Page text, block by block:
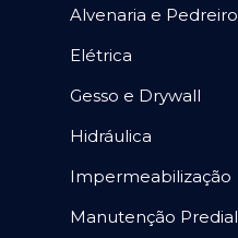
Alvenaria e Pedreiro
Elétrica
Gesso e Drywall
Hidráulica
Impermeabilização
Manutenção Predial